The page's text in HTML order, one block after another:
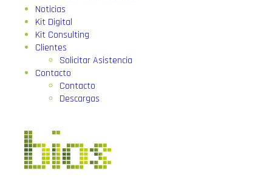
Noticias
Kit Digital
Kit Consulting
Clientes
Solicitar Asistencia
Contacto
Contacto
Descargas